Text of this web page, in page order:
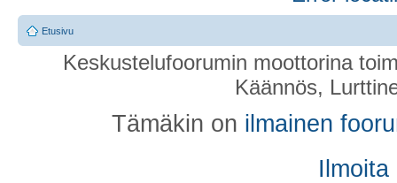
Etusivu
Keskustelufoorumin moottorina
Käännös,
Tämäkin on ilmainen